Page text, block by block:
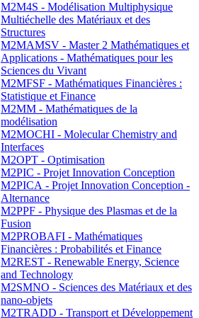
M2M4S - Modélisation Multiphysique
Multiéchelle des Matériaux et des
Structures
M2MAMSV - Master 2 Mathématiques et
Applications - Mathématiques pour les
Sciences du Vivant
M2MFSF - Mathématiques Financières :
Statistique et Finance
M2MM - Mathématiques de la
modélisation
M2MOCHI - Molecular Chemistry and
Interfaces
M2OPT - Optimisation
M2PIC - Projet Innovation Conception
M2PICA - Projet Innovation Conception -
Alternance
M2PPF - Physique des Plasmas et de la
Fusion
M2PROBAFI - Mathématiques
Financières : Probabilités et Finance
M2REST - Renewable Energy, Science
and Technology
M2SMNO - Sciences des Matériaux et des
nano-objets
M2TRADD - Transport et Développement